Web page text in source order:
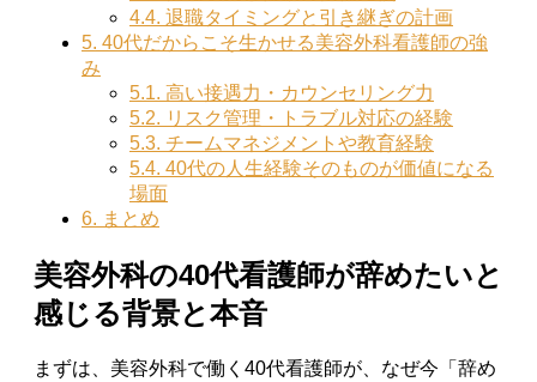
4.4. 退職タイミングと引き継ぎの計画
5. 40代だからこそ生かせる美容外科看護師の強
み
5.1. 高い接遇力・カウンセリング力
5.2. リスク管理・トラブル対応の経験
5.3. チームマネジメントや教育経験
5.4. 40代の人生経験そのものが価値になる
場面
6. まとめ
美容外科の40代看護師が辞めたいと
感じる背景と本音
まずは、美容外科で働く40代看護師が、なぜ今「辞め